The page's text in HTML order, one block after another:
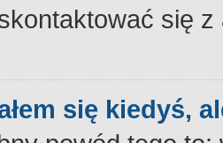
się
się kiedyś,